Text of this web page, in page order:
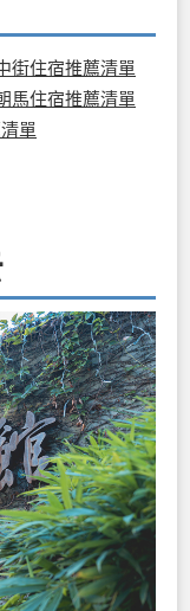
街住宿推薦清單
馬住宿推薦清單
單